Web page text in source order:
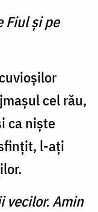
Fiul şi pe
cel rău,
ca nişte
l-aţi
vecilor. Amin